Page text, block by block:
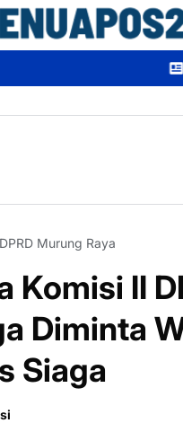
Bupati Heriyus Buka
DPRD Murung Raya
Komisi II
Diminta
Siaga